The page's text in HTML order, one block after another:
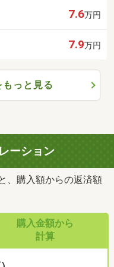
7.6万円
7.9万円
っと見る
ーション
、購入額からの返済額
購入金額から
計算